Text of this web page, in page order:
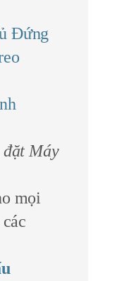
Đứng
Máy
mọi